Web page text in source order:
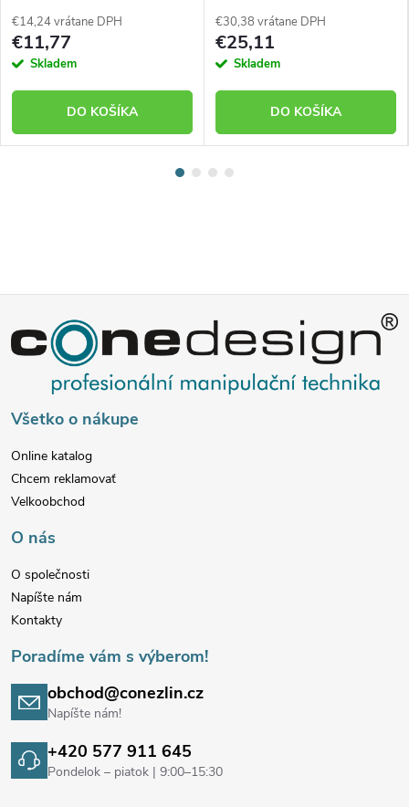
€14,24 vrátane DPH
€11,77
Skladem
DO KOŠÍKA
€30,38 vrátane DPH
€25,11
Skladem
DO KOŠÍKA
á
p
ä
t
e
Všetko o nákupe
Online katalog
Chcem reklamovať
Velkoobchod
O nás
O společnosti
Napíšte nám
Kontakty
Poradíme vám s výberom!
obchod@conezlin.cz
Napíšte nám!
+420 577 911 645
Pondelok – piatok | 9:00–15:30